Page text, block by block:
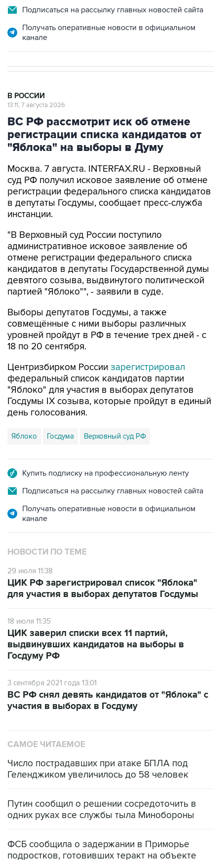
Подписаться на рассылку главных новостей сайта
Получать оперативные новости в официальном
канале
В РОССИИ
13:11, 7 августа 2026
ВС РФ рассмотрит иск об отмене
регистрации списка кандидатов от
"Яблока" на выборы в Думу
Москва. 7 августа. INTERFAX.RU - Верховный
суд РФ получил исковое заявление об отмене
регистрации федерального списка кандидатов
в депутаты Госдумы, сообщает пресс-служба
инстанции.
"В Верховный суд России поступило
административное исковое заявление об
отмене регистрации федерального списка
кандидатов в депутаты Государственной думы
девятого созыва, выдвинутого политической
партией "Яблоко"", - заявили в суде.
Выборы депутатов Госдумы, а также
совмещённые с ними выборы различных
уровней пройдут в РФ в течение трех дней - с
18 по 20 сентября.
Центризбирком России зарегистрировал
федеральный список кандидатов партии
"Яблоко" для участия в выборах депутатов
Госдумы IX созыва, которые пройдут в единый
день голосования.
Яблоко Госдума Верховный суд РФ
Купить подписку на профессиональную ленту
Подписаться на рассылку главных новостей сайта
Получать оперативные новости в официальном
канале
НОВОСТИ ПО ТЕМЕ
29 июля 11:38
ЦИК РФ зарегистрировал список "Яблока"
для участия в выборах депутатов Госдумы
18 июля 11:35
ЦИК заверил списки всех 11 партий,
выдвинувших кандидатов на выборы в
Госдуму РФ
3 сентября 2021 года 13:01
ВС РФ снял девять кандидатов от "Яблока" с
участия в выборах в Госдуму
САМОЕ ЧИТАЕМОЕ
Число пострадавших при атаке БПЛА под
Геленджиком увеличилось до 58 человек
Путин сообщил о решении сосредоточить в
одних руках все службы тыла Минобороны
ФСБ сообщила о задержании в Приморье
подростков, готовивших теракт на объекте